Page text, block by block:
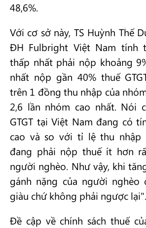
48,6%.
Với cơ sở này, TS Huỳnh Thế
ĐH Fulbright Việt Nam tính
thấp nhất phải nộp khoảng
nhất nộp gần 40% thuế
trên 1 đồng thu nhập của
2,6 lần nhóm cao nhất. Nói
GTGT tại Việt Nam đang có
cao và so với tỉ lệ thu nhập
đang phải nộp thuế ít hơn
người nghèo. Như vậy, khi
gánh nặng của người nghèo
giàu chứ không phải ngược lại".
Đề cập về chính sách thuế